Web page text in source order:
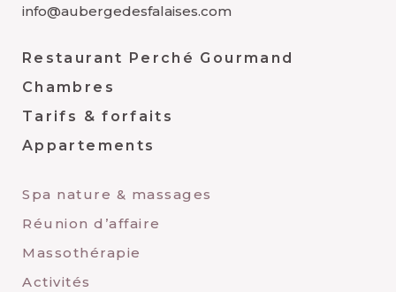
info@aubergedesfalaises.com
Restaurant Perché Gourmand
Chambres
Tarifs & forfaits
Appartements
Spa nature & massages
Réunion d’affaire
Massothérapie
Activités